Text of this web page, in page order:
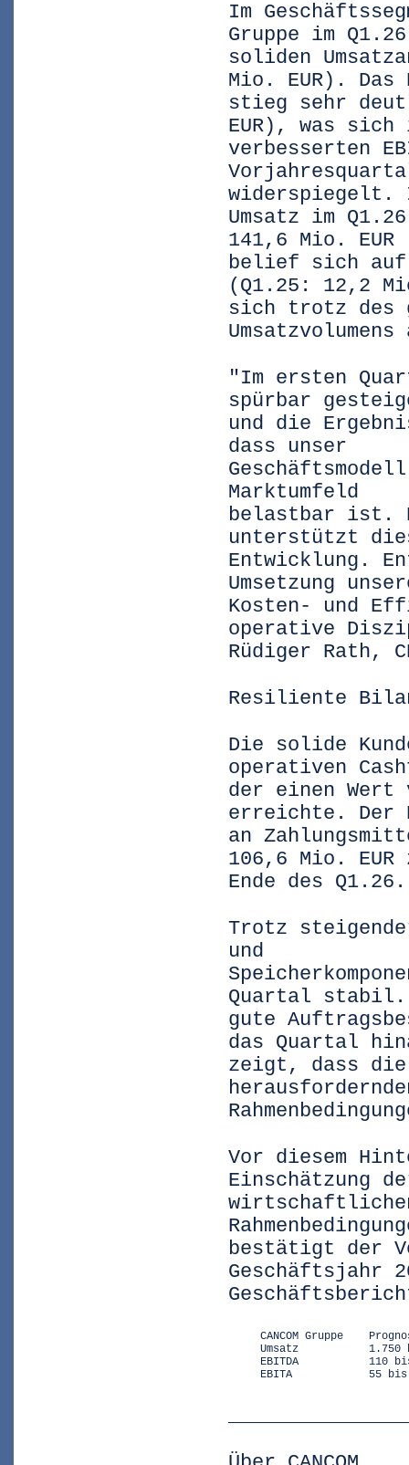
Im
Gruppe im
soliden
Mio. EUR). Das
stieg sehr
EUR), was
verbesserten
widerspiegelt.
Umsatz im
141,6 Mio. EUR
belief sich auf
(Q1.25: 12,2
sich trotz des
"Im ersten
spürbar
und die
dass unser
Marktumfeld
belastbar ist.
unterstützt
Entwicklung.
Umsetzung
Kosten- und
operative
Rüdiger Rath,
Resiliente
Die solide
operativen
der einen Wert
erreichte. Der
an
106,6 Mio. EUR
Ende des Q1.26.
Trotz
und
Quartal stabil.
gute
das Quartal
zeigt, dass die
Vor diesem
Einschätzung
bestätigt der
Geschäftsjahr
CANCOM Gruppe
Umsatz           1.750
EBITDA           110
EBITA            55